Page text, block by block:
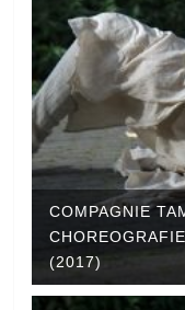
COMPAGNIE
(2017)